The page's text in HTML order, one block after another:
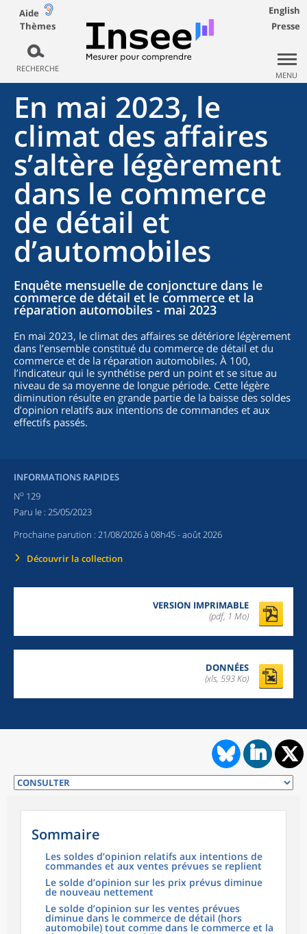
Aide
Thèmes
RECHERCHE
English
Presse
MENU
En mai 2023, le
climat des affaires
s’altère légèrement
dans le commerce
de détail et
d’automobiles
Enquête mensuelle de conjoncture dans le
commerce de détail et le commerce et la
réparation automobiles - mai 2023
En mai 2023, le climat des affaires se détériore légèrement
dans l’ensemble constitué du commerce de détail et du
commerce et de la réparation automobiles. À 100,
l’indicateur qui le synthétise perd un point et se situe au
niveau de sa moyenne de longue période. Cette légère
diminution résulte en grande partie de la baisse des soldes
d’opinion relatifs aux intentions de commandes et aux
effectifs passés.
INFORMATIONS RAPIDES
No 129
Paru le : 25/05/2023
Prochaine parution : 21/08/2026 à 08h45- août 2026
Découvrir la collection
VERSION IMPRIMABLE
(pdf, 1 Mo)
DONNÉES
(xls, 593 Ko)
Sommaire
Les soldes d’opinion relatifs aux intentions de
commandes et aux ventes prévues se replient
Le solde d’opinion sur les prix prévus diminue
de nouveau nettement
Le solde d’opinion sur les ventes prévues
diminue dans le commerce de détail (hors
automobile) tout comme dans le commerce et la